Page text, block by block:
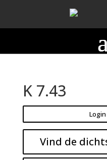
K 7.43
Vind de